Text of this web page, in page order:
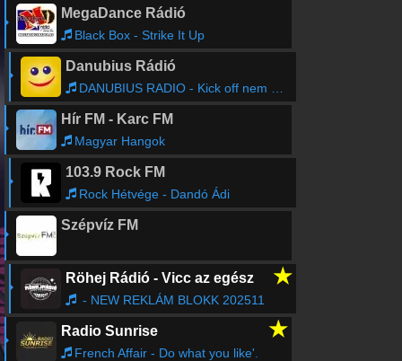
MegaDance Rádió
Black Box - Strike It Up
Danubius Rádió
DANUBIUS RADIO - Kick off nem ismetlo weekend
Hír FM - Karc FM
Magyar Hangok
103.9 Rock FM
Rock Hétvége - Dandó Ádi
Szépvíz FM
Röhej Rádió - Vicc az egész ★
- NEW REKLÁM BLOKK 202511
Radio Sunrise ★
French Affair - Do what you like'.